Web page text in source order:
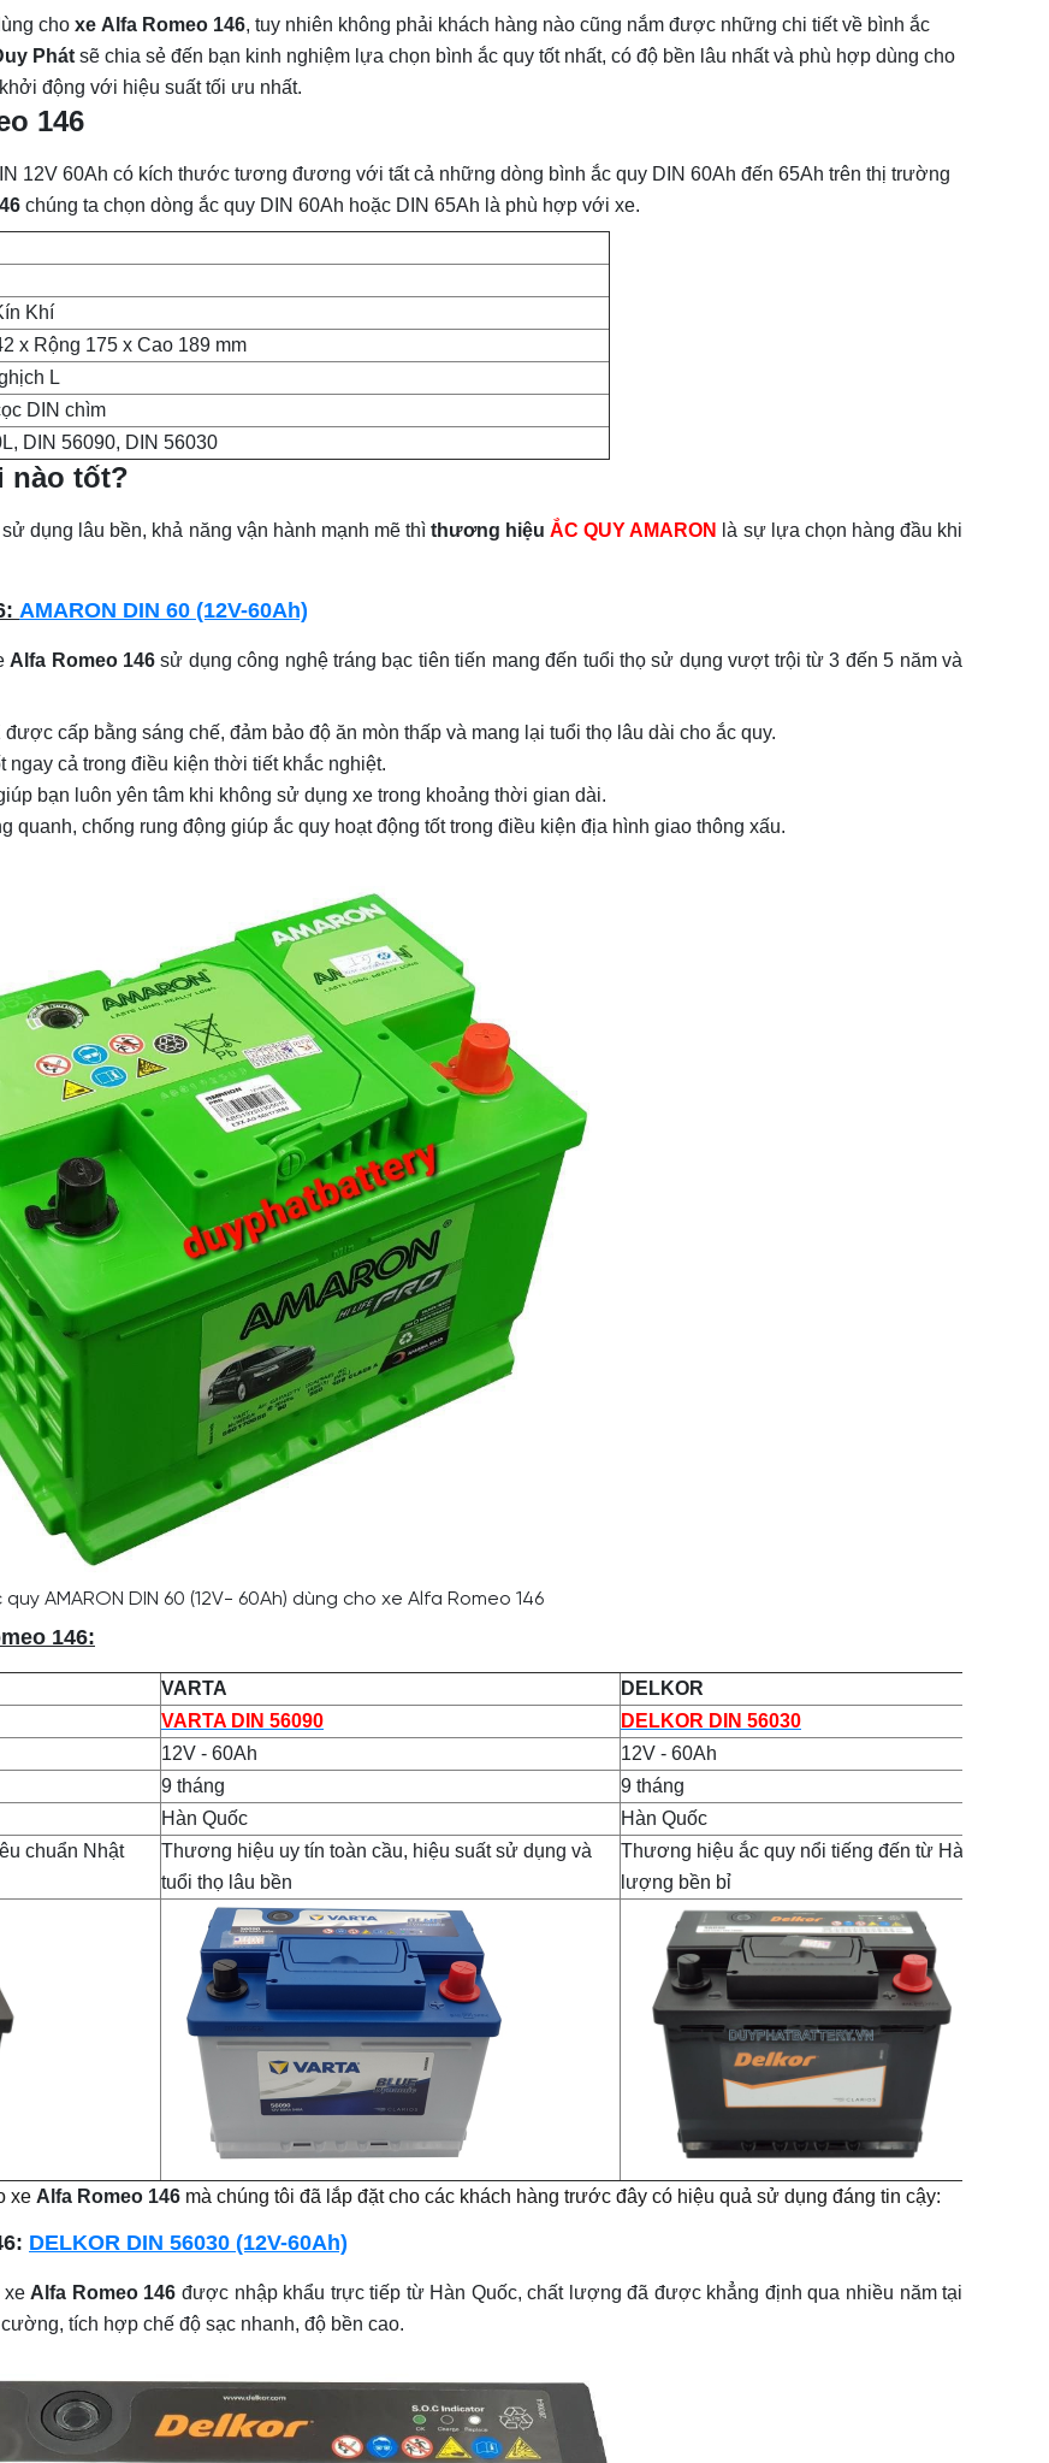
cho xe Alfa Romeo 146, tuy nhiên không phải khách hàng nào cũng nắm được những chi tiết về bình ắc
Phát sẽ chia sẻ đến bạn kinh nghiệm lựa chọn bình ắc quy tốt nhất, có độ bền lâu nhất và phù hợp dùng cho
động với hiệu suất tối ưu nhất.
146
12V 60Ah có kích thước tương đương với tất cả những dòng bình ắc quy DIN 60Ah đến 65Ah trên thị trường
chúng ta chọn dòng ắc quy DIN 60Ah hoặc DIN 65Ah là phù hợp với xe.
Khí
x Rộng 175 x Cao 189 mm
L
DIN chìm
DIN 56090, DIN 56030
nào tốt?
dụng lâu bền, khả năng vận hành mạnh mẽ thìthương hiệuẮC QUY AMARON
là sự lựa chọn hàng đầu khi
AMARON DIN 60 (12V-60Ah)
Alfa Romeo 146 sử dụng công nghệ tráng bạc tiên tiến mang đến tuổi thọ sử dụng vượt trội từ 3 đến 5 năm và
cấp bằng sáng chế, đảm bảo độ ăn mòn thấp và mang lại tuổi thọ lâu dài cho ắc quy.
cả trong điều kiện thời tiết khắc nghiệt.
bạn luôn yên tâm khi không sử dụng xe trong khoảng thời gian dài.
quanh, chống rung động giúp ắc quy hoạt động tốt trong điều kiện địa hình giao thông xấu.
quy AMARON DIN 60 (12V- 60Ah) dùng cho xe Alfa Romeo 146
146:
VARTA
DELKOR
VARTA DIN 56090
DELKOR DIN 56030
12V - 60Ah
12V - 60Ah
9 tháng
9 tháng
Hàn Quốc Hàn Quốc
chuẩn Nhật
Thương hiệu uy tín toàn cầu, hiệu suất sử dụng và
tuổi thọ lâu bền
Thương hiệu ắc quy nổi tiếng đến từ Hàn Quốc,
lượng bền bỉ
xe Alfa Romeo 146 mà chúng tôi đã lắp đặt cho các khách hàng trước đây có hiệu quả sử dụng đáng tin cậy:
DELKOR DIN 56030 (12V-60Ah)
xe Alfa Romeo 146 được nhập khẩu trực tiếp từ Hàn Quốc, chất lượng đã được khẳng định qua nhiều năm tại
tích hợp chế độ sạc nhanh, độ bền cao.